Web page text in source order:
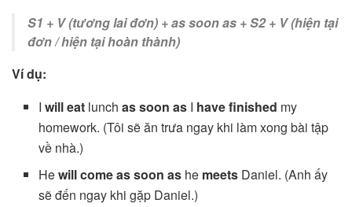
S1 + V (tương lai đơn) + as soon as + S2 + V (hiện tại
đơn / hiện tại hoàn thành)
Ví dụ:
Iwill eat lunchas soon as I have finished my
homework. (Tôi sẽ ăn trưa ngay khi làm xong bài tập
về nhà.)
Hewill comeas soon as he meets Daniel. (Anh ấy
sẽ đến ngay khi gặp Daniel.)